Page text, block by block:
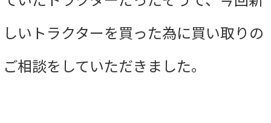
しいトラクターを買った為に買い取りの
ご相談をしていただきました。